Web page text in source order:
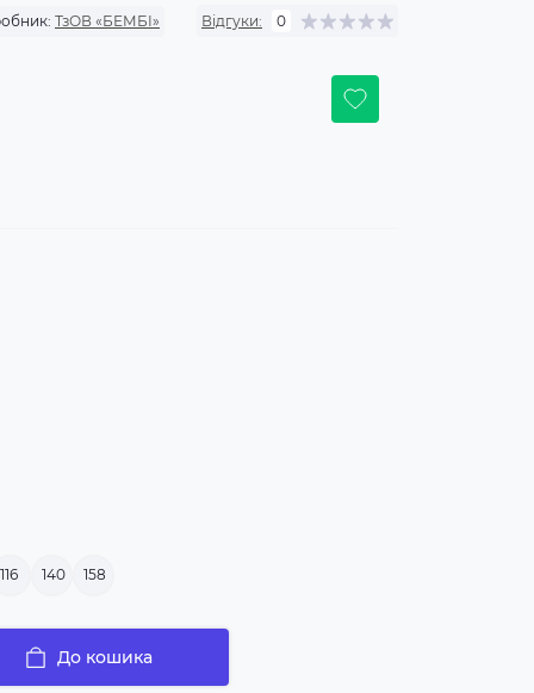
ТзОВ «БЕМБІ» Відгуки: 0
116 140 158
До кошика